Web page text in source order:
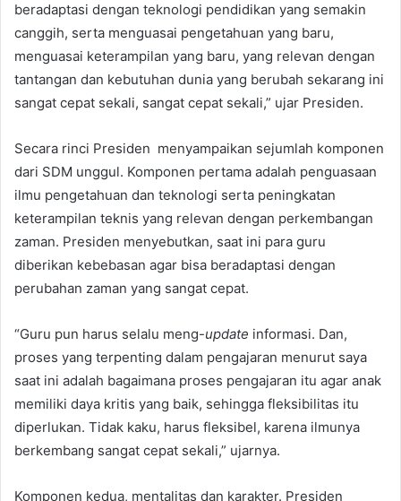
beradaptasi dengan teknologi pendidikan yang semakin
canggih, serta menguasai pengetahuan yang baru,
menguasai keterampilan yang baru, yang relevan dengan
tantangan dan kebutuhan dunia yang berubah sekarang ini
sangat cepat sekali, sangat cepat sekali,” ujar Presiden.
Secara rinci Presiden menyampaikan sejumlah komponen
dari SDM unggul. Komponen pertama adalah penguasaan
ilmu pengetahuan dan teknologi serta peningkatan
keterampilan teknis yang relevan dengan perkembangan
zaman. Presiden menyebutkan, saat ini para guru
diberikan kebebasan agar bisa beradaptasi dengan
perubahan zaman yang sangat cepat.
“Guru pun harus selalu meng-update informasi. Dan,
proses yang terpenting dalam pengajaran menurut saya
saat ini adalah bagaimana proses pengajaran itu agar anak
memiliki daya kritis yang baik, sehingga fleksibilitas itu
diperlukan. Tidak kaku, harus fleksibel, karena ilmunya
berkembang sangat cepat sekali,” ujarnya.
Komponen kedua, mentalitas dan karakter. Presiden